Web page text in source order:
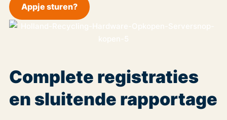
Appje sturen?
Complete registraties
en sluitende rapportage